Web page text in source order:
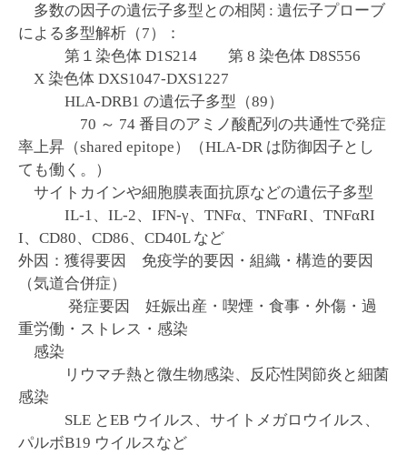
多数の因子の遺伝子多型との相関 : 遺伝子プローブ
による多型解析（7）：
第１染色体 D1S214 第 8 染色体 D8S556
X 染色体 DXS1047-DXS1227
HLA-DRB1 の遺伝子多型（89）
70 ～ 74 番目のアミノ酸配列の共通性で発症
率上昇（shared epitope）（HLA-DR は防御因子とし
ても働く。）
サイトカインや細胞膜表面抗原などの遺伝子多型
IL-1、IL-2、IFN-γ、TNFα、TNFαRI、TNFαRI
I、CD80、CD86、CD40L など
外因：獲得要因 免疫学的要因・組織・構造的要因
（気道合併症）
発症要因 妊娠出産・喫煙・食事・外傷・過
重労働・ストレス・感染
感染
リウマチ熱と微生物感染、反応性関節炎と細菌
感染
SLE とEB ウイルス、サイトメガロウイルス、
パルボB19 ウイルスなど